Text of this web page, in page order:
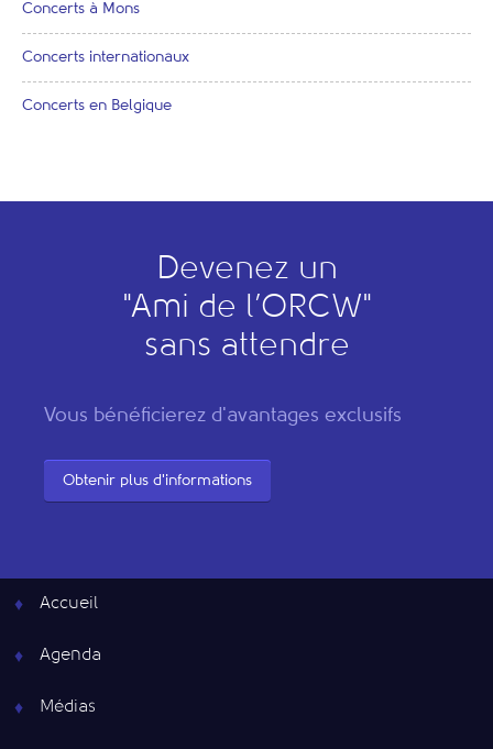
Concerts à Mons
Concerts internationaux
Concerts en Belgique
Devenez un
"Ami de l’ORCW"
sans attendre
Vous bénéficierez d'avantages exclusifs
Obtenir plus d'informations
Accueil
Agenda
Médias